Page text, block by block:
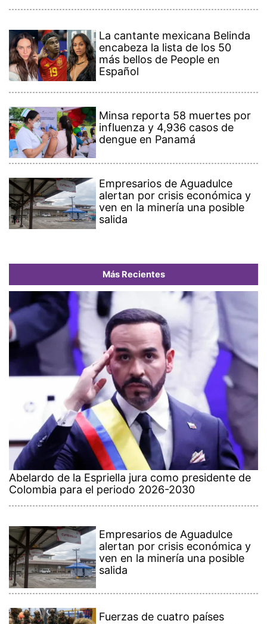
La cantante mexicana Belinda
encabeza la lista de los 50
más bellos de People en
Español
Minsa reporta 58 muertes por
influenza y 4,936 casos de
dengue en Panamá
Empresarios de Aguadulce
alertan por crisis económica y
ven en la minería una posible
salida
Más Recientes
Abelardo de la Espriella jura como presidente de
Colombia para el periodo 2026-2030
Empresarios de Aguadulce
alertan por crisis económica y
ven en la minería una posible
salida
Fuerzas de cuatro países